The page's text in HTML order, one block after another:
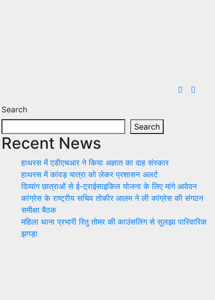
Search
Search
Recent News
हाथरस में एडीएचआर ने किया अज्ञात का दाह संस्कार
हाथरस में कांवड़ यात्रा को लेकर प्रशासन अलर्ट
दिव्यांग छात्राओं से ई-ट्राईसाइकिल योजना के लिए मांगे आवेदन
कांग्रेस के राष्ट्रीय सचिव तोकीर आलम ने ली कांग्रेस की संगठन
समीक्षा बैठक
महिला थाना प्रभारी रितु तोमर की काउंसलिंग से सुलझा पारिवारिक
झगड़ा